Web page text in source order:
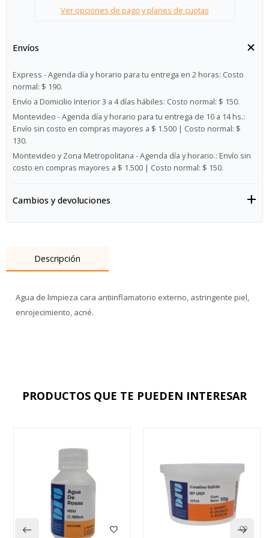
Ver opciones de pago y planes de cuotas
Envíos
Express - Agenda día y horario para tu entrega en 2 horas: Costo
normal: $ 190.
Envío a Domicilio Interior 3 a 4 días hábiles: Costo normal: $ 150.
Montevideo - Agenda día y horario para tu entrega de 10 a 14 hs.:
Envío sin costo en compras mayores a $ 1.500 | Costo normal: $
130.
Montevideo y Zona Metropolitana - Agenda día y horario.: Envío sin
costo en compras mayores a $ 1.500 | Costo normal: $ 150.
Cambios y devoluciones
Descripción
Agua de limpieza cara antiinflamatorio externo, astringente piel,
enrojecimiento, acné.
PRODUCTOS QUE TE PUEDEN INTERESAR